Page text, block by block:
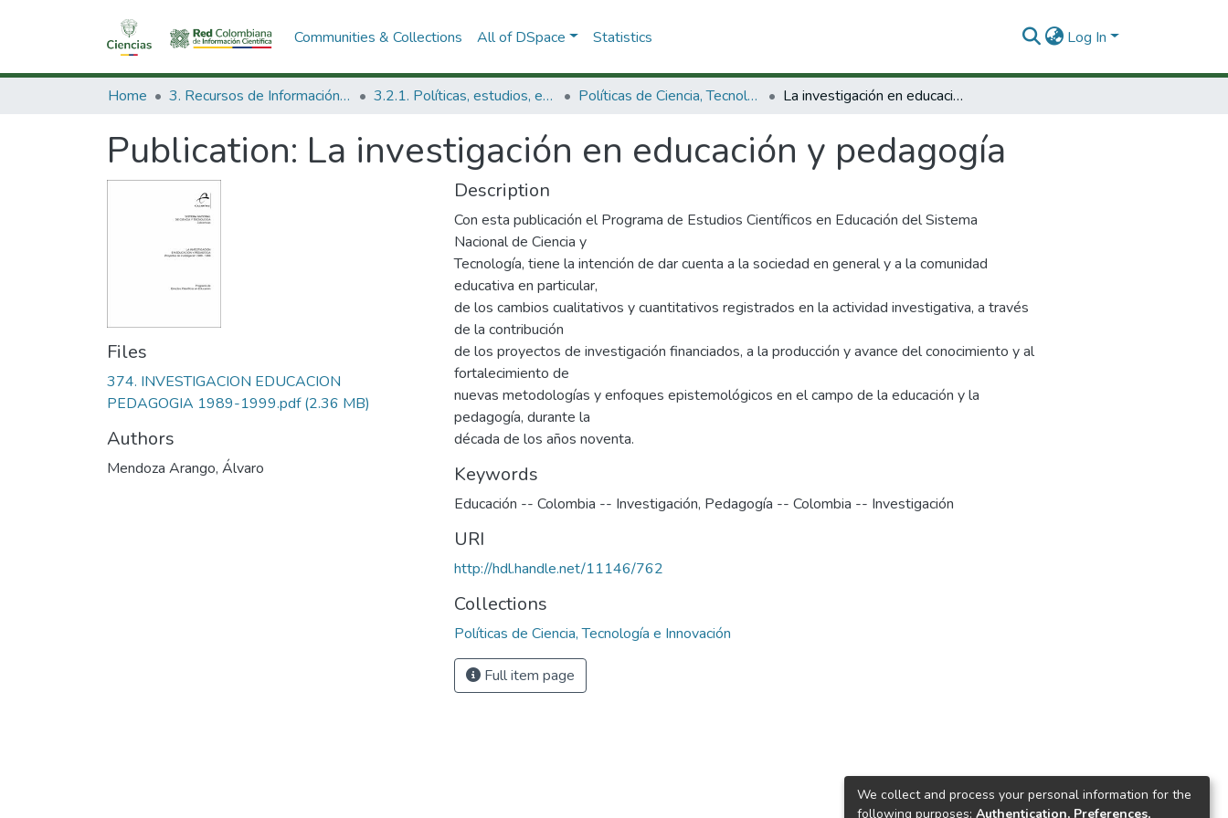
Communities & Collections All of DSpace Statistics Log In
Home 3. Recursos de Información Científica y Tecnológica 3.2.1. Políticas, estudios, evaluaciones e indicadores de CTeI Políticas de Ciencia, Tecnología e Innovación La investigación en educación y pedagogía
Publication: La investigación en educación y pedagogía
Files
374. INVESTIGACION EDUCACION
PEDAGOGIA 1989-1999.pdf(2.36 MB)
Authors
Mendoza Arango, Álvaro
Description
Con esta publicación el Programa de Estudios Científicos en Educación del Sistema
Nacional de Ciencia y
Tecnología, tiene la intención de dar cuenta a la sociedad en general y a la comunidad
educativa en particular,
de los cambios cualitativos y cuantitativos registrados en la actividad investigativa, a través
de la contribución
de los proyectos de investigación financiados, a la producción y avance del conocimiento y al
fortalecimiento de
nuevas metodologías y enfoques epistemológicos en el campo de la educación y la
pedagogía, durante la
década de los años noventa.
Keywords
Educación -- Colombia -- Investigación, Pedagogía -- Colombia -- Investigación
URI
http://hdl.handle.net/11146/762
Collections
Políticas de Ciencia, Tecnología e Innovación
Full item page
We collect and process your personal information for the
following purposes: Authentication, Preferences,